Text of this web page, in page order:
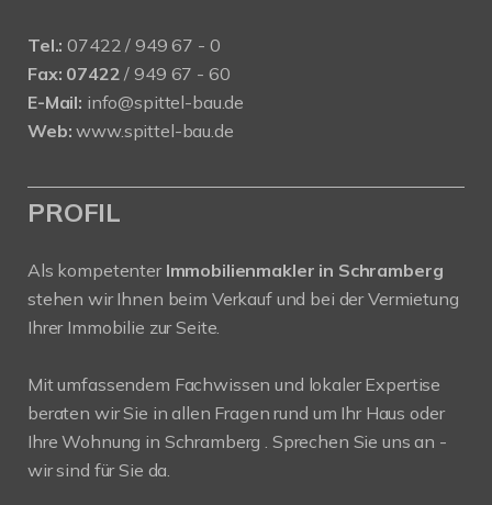
Tel.: 07422 / 949 67 - 0
Fax: 07422 / 949 67 - 60
E-Mail: info@spittel-bau.de
Web: www.spittel-bau.de
PROFIL
Als kompetenter Immobilienmakler in Schramberg
stehen wir Ihnen beim Verkauf und bei der Vermietung
Ihrer Immobilie zur Seite.
Mit umfassendem Fachwissen und lokaler Expertise
beraten wir Sie in allen Fragen rund um Ihr Haus oder
Ihre Wohnung in Schramberg . Sprechen Sie uns an -
wir sind für Sie da.